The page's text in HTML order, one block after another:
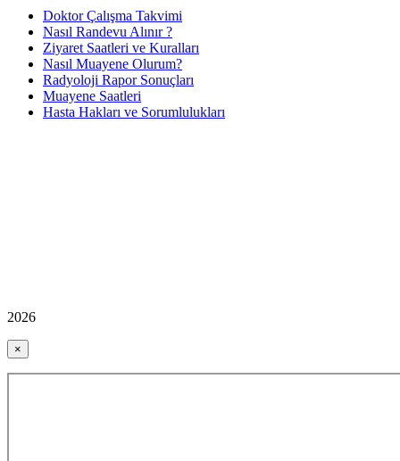
Doktor Çalışma Takvimi
Nasıl Randevu Alınır ?
Ziyaret Saatleri ve Kuralları
Nasıl Muayene Olurum?
Radyoloji Rapor Sonuçları
Muayene Saatleri
Hasta Hakları ve Sorumlulukları
2026
×